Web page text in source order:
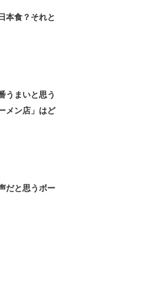
本食？それと
うまいと思う
メン店」はど
だと思うボー